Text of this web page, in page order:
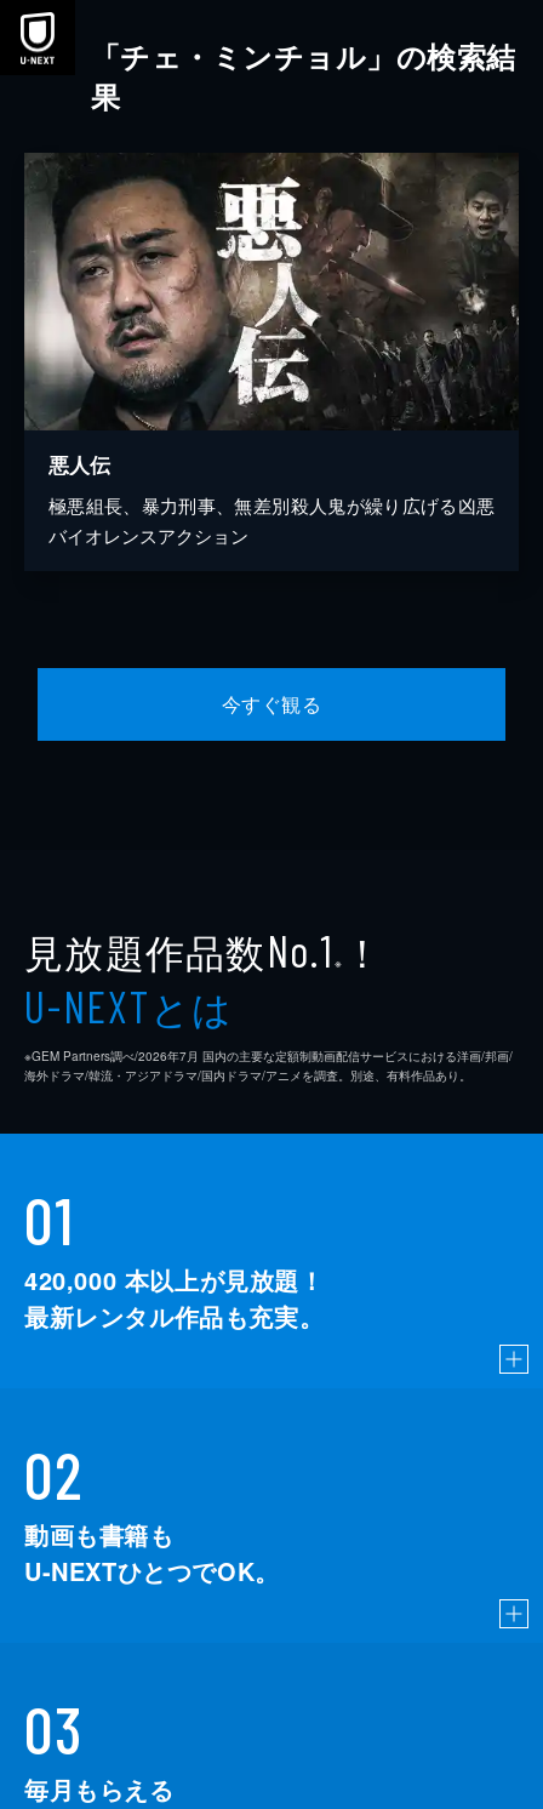
本文へスキップ
「チェ・ミンチョル」の検索結
果
悪人伝
極悪組長、暴力刑事、無差別殺人鬼が繰り広げる凶悪
バイオレンスアクション
今すぐ観る
見放題作品数No.1 ※ ！
U-NEXTとは
※GEM Partners調べ/2026年7⽉ 国内の主要な定額制動画配信サービスにおける洋画/邦画/
海外ドラマ/韓流・アジアドラマ/国内ドラマ/アニメを調査。別途、有料作品あり。
01
420,000 本以上が見放題！
最新レンタル作品も充実。
02
動画も書籍も
U-NEXTひとつでOK。
03
毎月もらえる